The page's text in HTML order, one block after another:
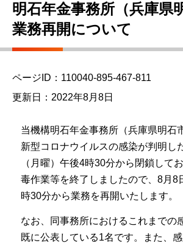
明石年金事務所（兵庫県
業務再開について
ページID：110040-895-467-811
更新日：2022年8月8日
当機構明石年金事務所（兵庫県明石
新型コロナウイルスの感染が判明し
（月曜）午後4時30分から閉鎖して
毒作業等を終了しましたので、8月8
時30分から業務を再開いたします。
なお、同事務所におけるこれまでの
既に公表している1名です。また、